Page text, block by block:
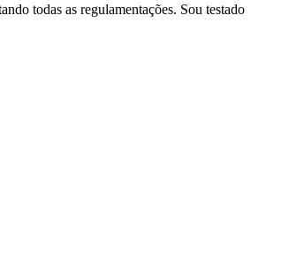
todas as regulamentações. Sou testado